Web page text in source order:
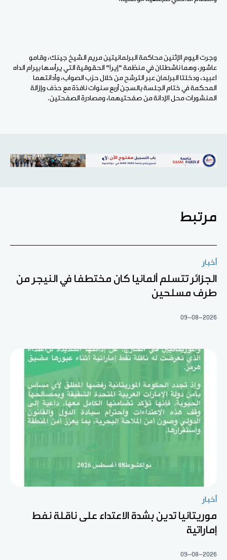
وجرت اليوم الإثنين محاكمة البرلمانيتين مريم الشيخ جينك، وقامو
عاشور، وهما ناشطتان في منظمة "إيرا" الحقوقية التي يرأسها بيرام الداه
اعبيد، ودخلتا البرلمان عبر الترشح من خلال حزب الصواب، وأدانتهما
المحكمة في ختام الجلسة بالسجن أربع سنوات نافذة مع حذف وإزالة
المنشورات محل الإدانة من صفحتيهما، ومصادرة الصفحتين.
مرتبط
أخبار
الجزائر تتسلم ألمانيا كان مختطفا في النيجر من
طرف مسلحين
09-08-2026
أخبار
موريتانيا تدين بشدة الاعتداء على ناقلة نفط
إماراتية
09-08-2026